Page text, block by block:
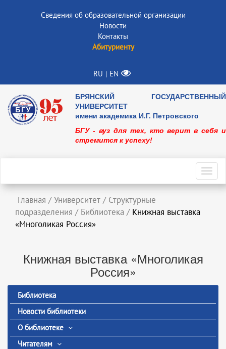
Сведения об образовательной организации
Новости
Контакты
Абитуриенту
RU | EN
БРЯНСКИЙ ГОСУДАРСТВЕННЫЙ
УНИВЕРСИТЕТ
имени академика И.Г. Петровского
БГУ - вуз для тех, кто верит в себя и
стремится к успеху!
Главная / Университет / Структурные
подразделения / Библиотека / Книжная выставка
«Многоликая Россия»
Книжная выставка «Многоликая
Россия»
Библиотека
Новости библиотеки
О библиотеке
Читателям